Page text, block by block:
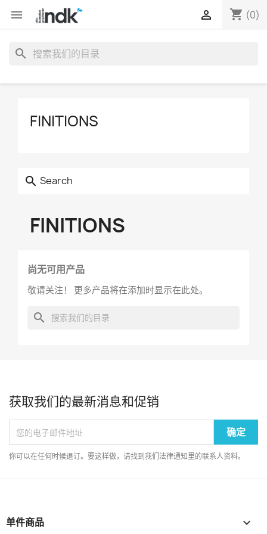
 shopping_cart (0)

search
FINITIONS
search Search
FINITIONS
尚无可用产品
敬请关注！ 更多产品将在添加时显示在此处。
search
获取我们的最新消息和促销
你可以在任何时候退订。要这样做，请找到我们法律通知里的联系人资料。
单件商品 